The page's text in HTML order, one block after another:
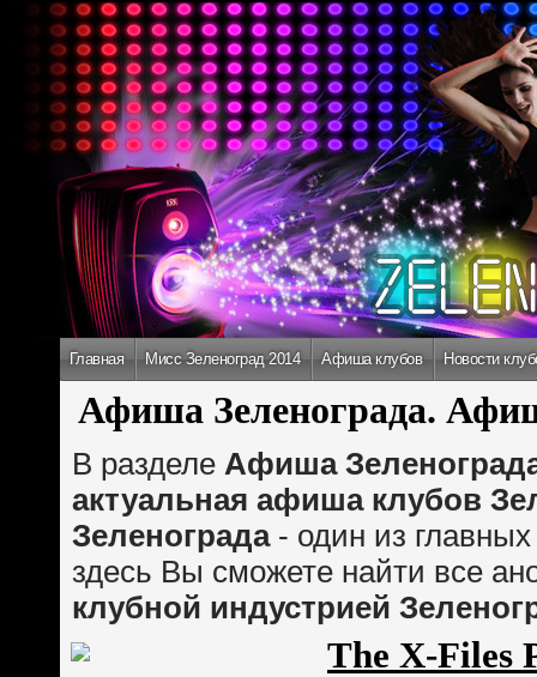
Главная Мисс Зеленоград 2014 Афиша клубов Новости
Афиша Зеленограда.
В разделе Афиша
актуальная афиша клубов
Зеленограда- один из главных
здесь Вы сможете найти все
клубной индустрией
The X-Files